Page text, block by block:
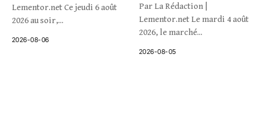
Lementor.net Ce jeudi 6 août
2026 au soir,...
2026-08-06
Par La Rédaction |
Lementor.net Le mardi 4 août
2026, le marché...
2026-08-05